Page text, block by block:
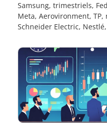
Samsung, trimestriels,
Meta, Aerovironment,
Schneider Electric,